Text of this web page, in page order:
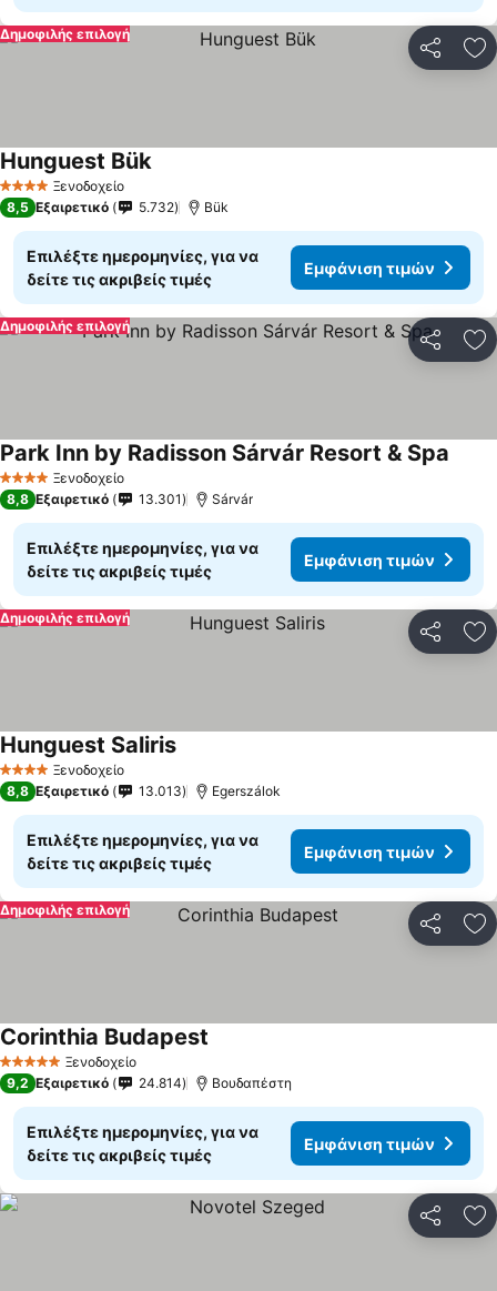
Δημοφιλής επιλογή
4 ΑστέριαΞενοδοχείο
Hunguest Bük
8,5 Εξαιρετικό 5.732 Bük
Επιλέξτε ημερομηνίες, για να
δείτε τις ακριβείς τιμές
Εμφάνιση τιμών
Δημοφιλής επιλογή
4 ΑστέριαΞενοδοχείο
Park Inn by Radisson Sárvár Resort & Spa
8,8 Εξαιρετικό 13.301 Sárvár
Επιλέξτε ημερομηνίες, για να
δείτε τις ακριβείς τιμές
Εμφάνιση τιμών
Δημοφιλής επιλογή
4 ΑστέριαΞενοδοχείο
Hunguest Saliris
8,8 Εξαιρετικό 13.013 Egerszálok
Επιλέξτε ημερομηνίες, για να
δείτε τις ακριβείς τιμές
Εμφάνιση τιμών
Δημοφιλής επιλογή
5 Αστέρια Ξενοδοχείο
Corinthia Budapest
9,2 Εξαιρετικό 24.814 Βουδαπέστη
Επιλέξτε ημερομηνίες, για να
δείτε τις ακριβείς τιμές
Εμφάνιση τιμών